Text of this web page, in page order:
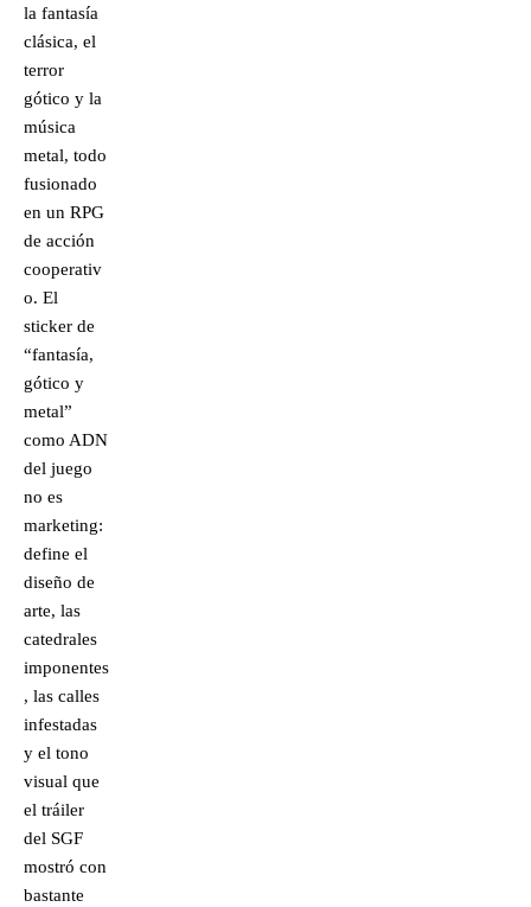
la fantasía
clásica, el
terror
gótico y la
música
metal, todo
fusionado
en un RPG
de acción
cooperativ
o. El
sticker de
“fantasía,
gótico y
metal”
como ADN
del juego
no es
marketing:
define el
diseño de
arte, las
catedrales
imponentes
, las calles
infestadas
y el tono
visual que
el tráiler
del SGF
mostró con
bastante